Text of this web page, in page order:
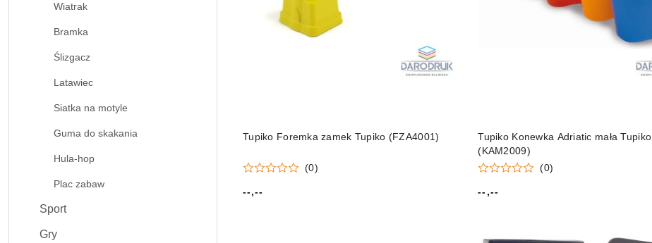
Wiatrak
Bramka
Ślizgacz
Latawiec
Siatka na motyle
Guma do skakania
Hula-hop
Plac zabaw
Sport
Gry
Tupiko Foremka zamek Tupiko (FZA4001)
(0)
Cena:
--,--
Tupiko Konewka Adriatic mała Tupiko
(KAM2009)
(0)
Cena:
--,--